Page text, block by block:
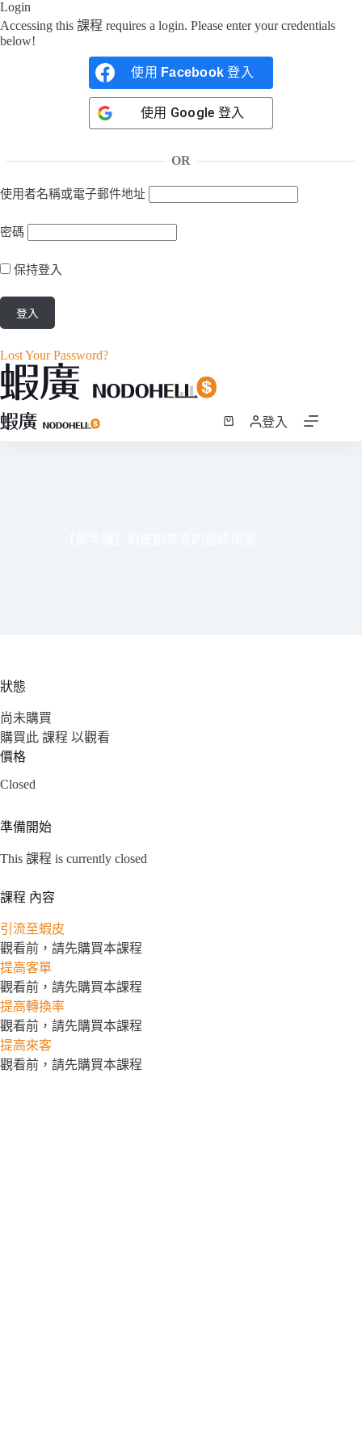
Login
Accessing this 課程 requires a login. Please enter your credentials
below!
使用 Facebook 登入
使用 Google 登入
OR
使用者名稱或電子郵件地址
密碼
保持登入
Lost Your Password?
跳
至
登入
狀態
尚未購買
購買此 課程 以觀看
價格
Closed
準備開始
This 課程 is currently closed
課程 內容
引流至蝦皮
觀看前，請先購買本課程
提高客單
觀看前，請先購買本課程
提高轉換率
觀看前，請先購買本課程
提高來客
觀看前，請先購買本課程